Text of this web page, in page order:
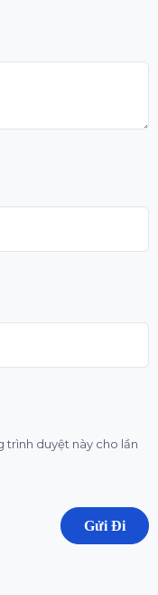
trình duyệt này cho lần